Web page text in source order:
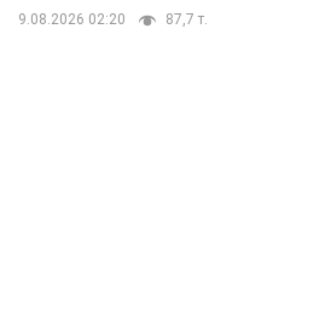
9.08.2026 02:20 87,7 т.